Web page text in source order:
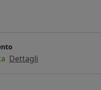
Dettagli